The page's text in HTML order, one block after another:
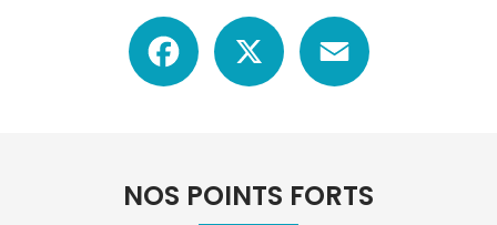
Facebook
NOS POINTS FORTS